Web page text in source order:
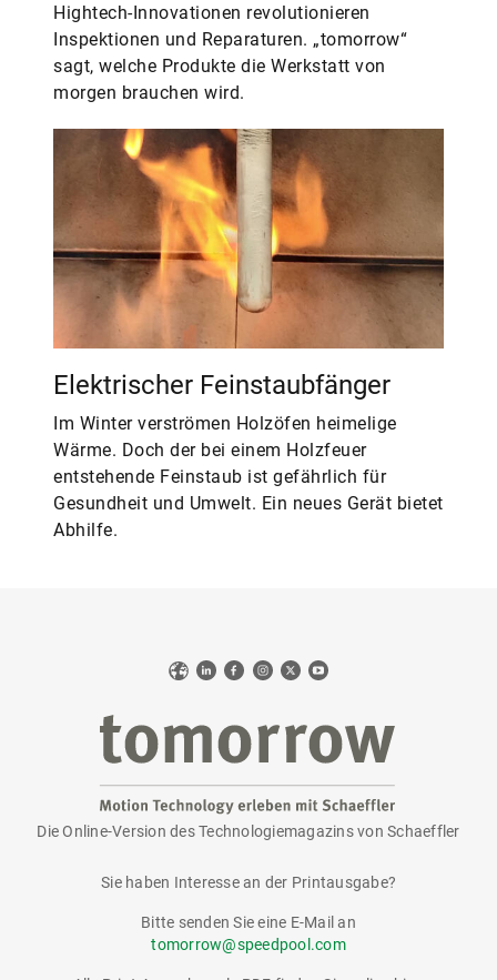
Hightech-Innovationen revolutionieren
Inspektionen und Reparaturen. „tomorrow“
sagt, welche Produkte die Werkstatt von
morgen brauchen wird.
Elektrischer Feinstaubfänger
Im Winter verströmen Holzöfen heimelige
Wärme. Doch der bei einem Holzfeuer
entstehende Feinstaub ist gefährlich für
Gesundheit und Umwelt. Ein neues Gerät bietet
Abhilfe.
WebLinkedIn
Facebook
Instagram
X YouTube
tomorrow
Die Online-Version des Technologiemagazins von Schaeffler
Sie haben Interesse an der Printausgabe?
Bitte senden Sie eine E-Mail an
tomorrow@speedpool.com